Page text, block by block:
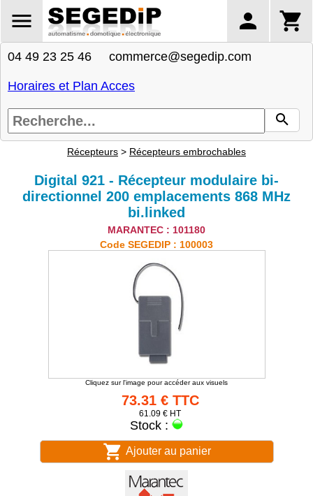
04 49 23 25 46 commerce@segedip.com
Horaires et Plan Acces
Récepteurs > Récepteurs embrochables
Digital 921 - Récepteur modulaire bi-
directionnel 200 emplacements 868 MHz
bi.linked
MARANTEC : 101180
Code SEGEDIP : 100003
Cliquez sur l'image pour accéder aux visuels
73.31 € TTC
61.09 € HT
Stock :
Ajouter au panier